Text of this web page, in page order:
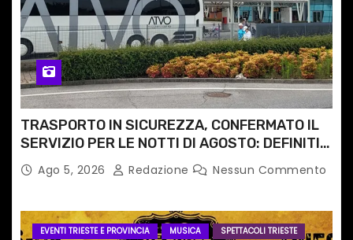
TRASPORTO IN SICUREZZA, CONFERMATO IL
SERVIZIO PER LE NOTTI DI AGOSTO: DEFINITI
PERCORSI, FERMATE E ORARIO
Ago 5, 2026 Redazione Nessun Commento
EVENTI TRIESTE E PROVINCIA MUSICA SPETTACOLI TRIESTE